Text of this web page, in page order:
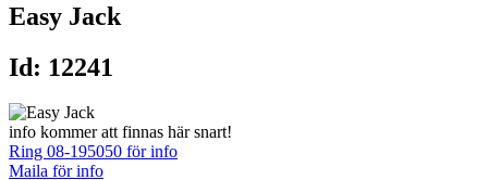
Easy Jack
Id: 12241
info kommer att finnas här snart!
Ring 08-195050 för info
Maila för info